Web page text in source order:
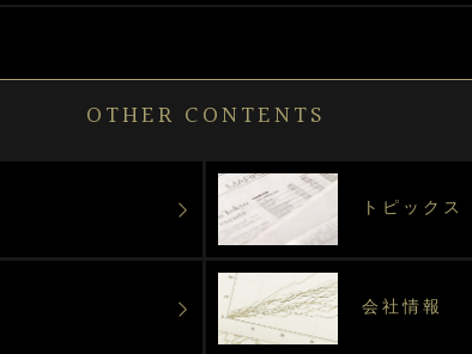
OTHER CONTENTS
トピックス
会社情報